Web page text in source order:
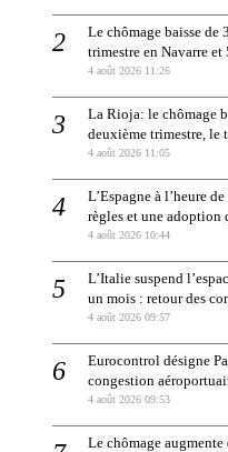
Le chômage baisse de
trimestre en Navarre
4 août 2026 11:26
La Rioja: le chômage
deuxième trimestre, le
4 août 2026 11:05
L’Espagne à l’heure
règles et une adoption
4 août 2026 10:44
L’Italie suspend
un mois : retour des
4 août 2026 09:57
Eurocontrol désigne
congestion
4 août 2026 09:53
Le chômage augmente